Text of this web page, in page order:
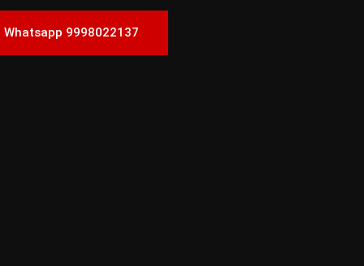
Whatsapp 9998022137